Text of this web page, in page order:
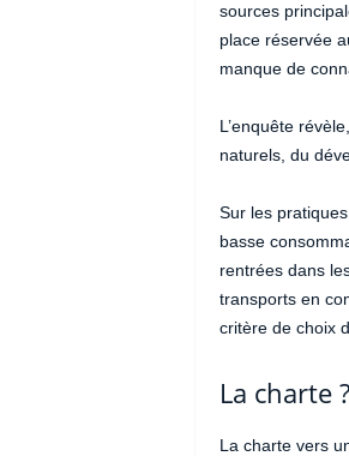
sources
place réservée
manque de
L’enquête
naturels, du
Sur les
basse
rentrées dans
transports en
critère de choix
La charte ?
La charte vers